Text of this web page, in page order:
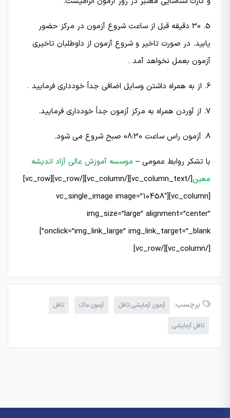
5. 30 دقیقه قبل از ساعت شروع آزمون در مركز حضور
یابید. در صورت تاخیر و شروع آزمون از داوطلبان تاخیری
آزمون بعمل نخواهد آمد .
6. از به همراه داشتن وسایل اضافی جداً خودداری فرمایید .
7. از آوردن همراه به مركز آزمون جداً خودداری فرمایید.
8. آزمون راس ساعت 08:30 صبح شروع می شود.
با تشکر روابط عمومی – موسسه آموزش عالی آزاد اندیشه
معین
[/vc_column_text][/vc_column][/vc_row][vc_row]
[vc_column][vc_single_image image=”10458″
img_size=”large” alignment=”center”
onclick=”img_link_large” img_link_target=”_blank”]
[/vc_column][/vc_row]
برچسب: آزمون آزمایشی تافل آزمون ماک تافل
تافل آزمایشی